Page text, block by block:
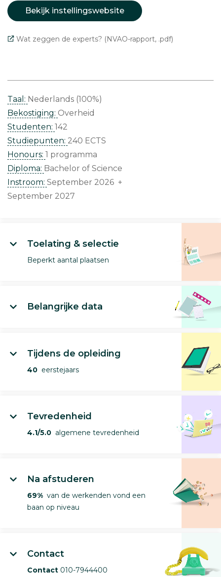
Bekijk instellingswebsite
Wat zeggen de experts? (NVAO-rapport, .pdf)
Taal: Nederlands (100%)
Bekostiging: Overheid
Studenten: 142
Studiepunten: 240 ECTS
Honours: 1 programma
Diploma: Bachelor of Science
Instroom: September 2026 +
September 2027
Toelating & selectie
Beperkt aantal plaatsen
Belangrijke data
Tijdens de opleiding
40 eerstejaars
Tevredenheid
4.1/5.0 algemene tevredenheid
Na afstuderen
69% van de werkenden vond een
baan op niveau
Contact
Contact 010-7944400